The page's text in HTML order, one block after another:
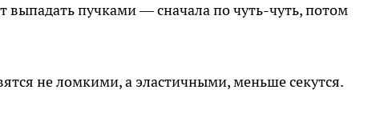
выпадать пучками — сначала по чуть-чуть, потом
не ломкими, а эластичными, меньше секутся.